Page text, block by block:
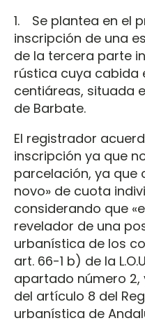
1. Se plantea en el
inscripción de una
de la tercera parte
rústica cuya cabida
centiáreas, situada
de Barbate.
El registrador
inscripción ya que
parcelación, ya que
novo» de cuota
considerando que
revelador de una
urbanística de los
art. 66-1 b) de la
apartado número 2,
del artículo 8 del
urbanística de